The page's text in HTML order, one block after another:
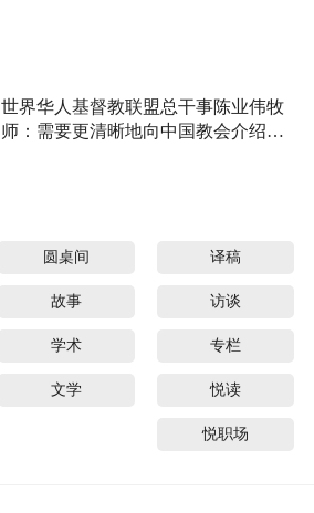
世界华人基督教联盟总干事陈业伟牧
师：需要更清晰地向中国教会介绍福
圆桌间 译稿
故事 访谈
学术 专栏
文学 悦读
悦职场